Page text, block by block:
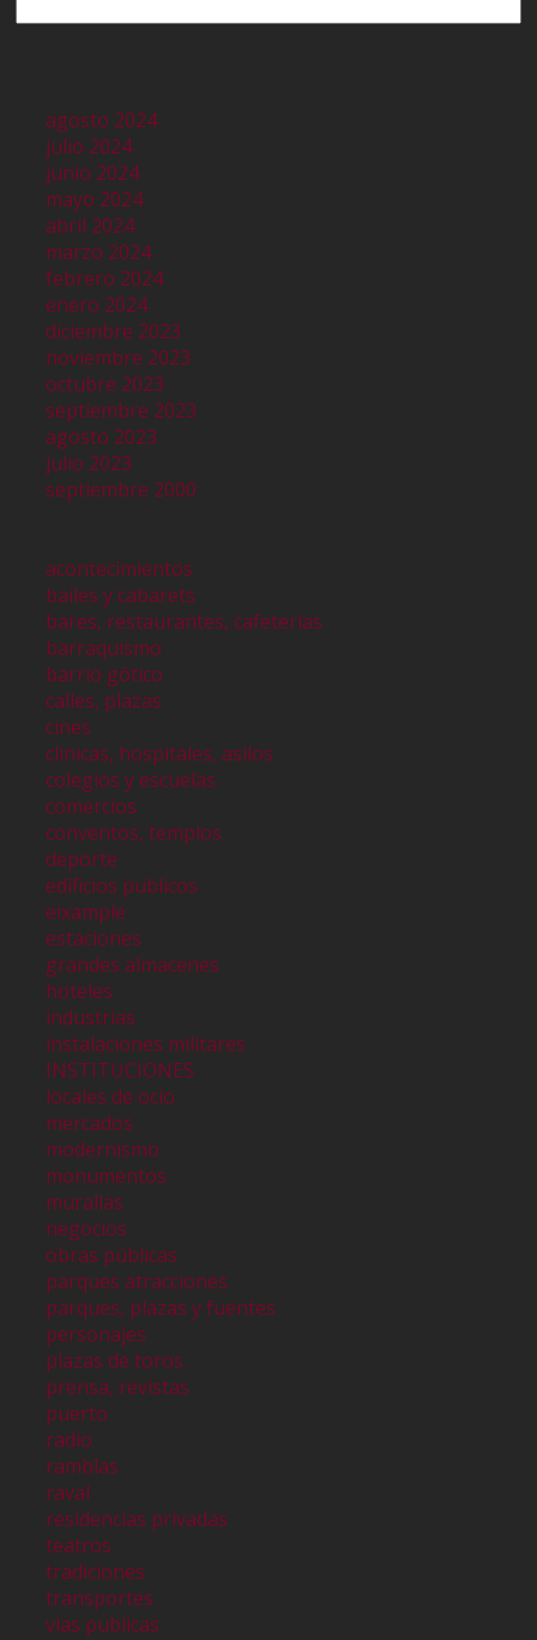
agosto 2024
julio 2024
junio 2024
mayo 2024
abril 2024
marzo 2024
febrero 2024
enero 2024
diciembre 2023
noviembre 2023
octubre 2023
septiembre 2023
agosto 2023
julio 2023
septiembre 2000
acontecimientos
bailes y cabarets
bares, restaurantes, cafeterías
barraquismo
barrio gótico
calles, plazas
cines
clinicas, hospitales, asilos
colegios y escuelas
comercios
conventos, templos
deporte
edificios publicos
eixample
estaciones
grandes almacenes
hoteles
industrias
instalaciones militares
INSTITUCIONES
locales de ocio
mercados
modernismo
monumentos
murallas
negocios
obras públicas
parques atracciones
parques, plazas y fuentes
personajes
plazas de toros
prensa, revistas
puerto
radio
ramblas
raval
residencias privadas
teatros
tradiciones
transportes
vias publicas